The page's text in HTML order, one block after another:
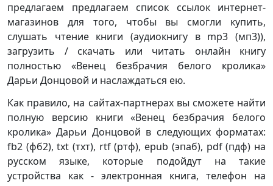
предлагаем предлагаем список ссылок интернет-
магазинов для того, чтобы вы смогли купить,
слушать чтение книги (аудиокнигу в mp3 (мп3)),
загрузить / скачать или читать онлайн книгу
полностью «Венец безбрачия белого кролика»
Дарьи Донцовой и наслаждаться ею.
Как правило, на сайтах-партнерах вы сможете найти
полную версию книги «Венец безбрачия белого
кролика» Дарьи Донцовой в следующих форматах:
fb2 (фб2), txt (тхт), rtf (ртф), epub (эпаб), pdf (пдф) на
русском языке, которые подойдут на такие
устройства как - электронная книга, телефон на